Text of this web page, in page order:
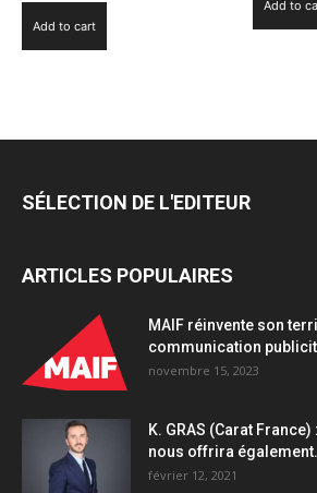
Add to cart
Add to
SÉLECTION DE L'EDITEUR
ARTICLES POPULAIRES
MAIF réinvente son
communication
novembre 15, 2023
K. GRAS (Carat
nous offrira
février 12, 2021